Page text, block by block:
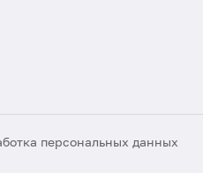
персональных данных